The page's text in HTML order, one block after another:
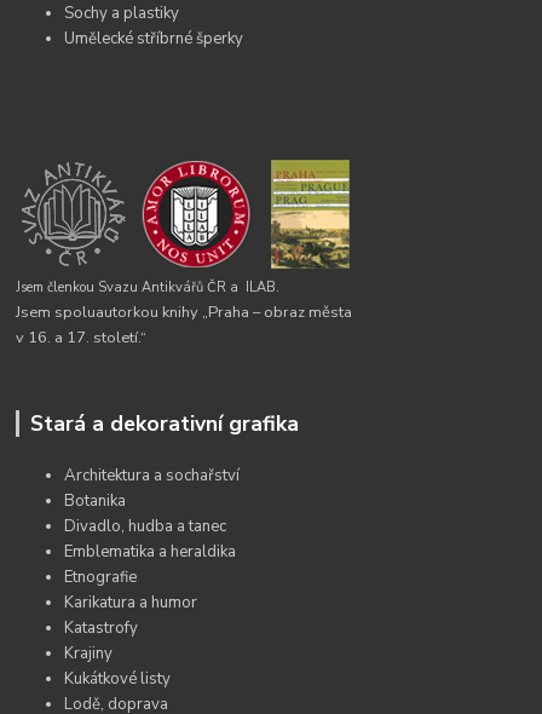
Sochy a plastiky
Umělecké stříbrné šperky
Jsem členkou Svazu Antikvářů ČR a ILAB.
Jsem spoluautorkou knihy „Praha – obraz města
v 16. a 17. století.“
Stará a dekorativní grafika
Architektura a sochařství
Botanika
Divadlo, hudba a tanec
Emblematika a heraldika
Etnografie
Karikatura a humor
Katastrofy
Krajiny
Kukátkové listy
Lodě, doprava